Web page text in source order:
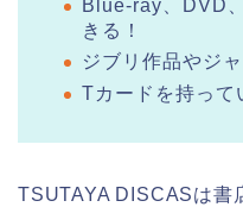
Blue-ray、DVD
きる！
ジブリ作品やジ
Tカードを持って
TSUTAYA DISCASは書